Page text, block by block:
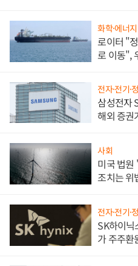
화학·에너지
로이터 "
로 이동",
전자·전기·
삼성전자
해외 증권
사회
미국 법원
조치는 위
전자·전기·
SK하이닉
가 주주환